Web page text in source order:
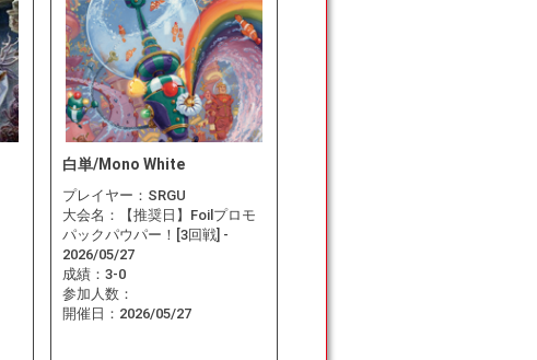
白単/Mono White
プレイヤー： SRGU
大会名：
【推奨日】Foilプロモ
パックパウパー！[3回戦] -
2026/05/27
成績： 3-0
参加人数：
開催日： 2026/05/27